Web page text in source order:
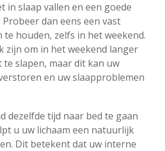
in slaap vallen en een goede
dan eens een vast
te houden, zelfs in het weekend.
zijn om in het weekend langer
slapen, maar dit kan uw
en uw slaapproblemen
dezelfde tijd naar bed te gaan
u uw lichaam een natuurlijk
Dit betekent dat uw interne